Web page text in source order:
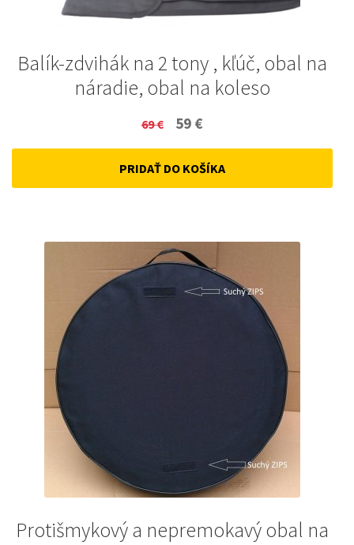
Balík-zdvihák na 2 tony , kľúč, obal na
náradie, obal na koleso
69€
Original
price
was:
59 €
price
is:
PRIDAŤ DO KOŠÍKA
Protišmykový a nepremokavý obal na